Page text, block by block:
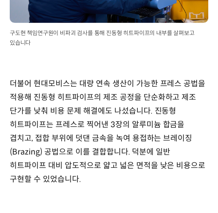
구도현 책임연구원이 비파괴 검사를 통해 진동형 히트파이프의 내부를 살펴보고
있습니다
더불어 현대모비스는 대량 연속 생산이 가능한 프레스 공법을
적용해 진동형 히트파이프의 제조 공정을 단순화하고 제조
단가를 낮춰 비용 문제 해결에도 나섰습니다. 진동형
히트파이프는 프레스로 찍어낸 3장의 알루미늄 합금을
겹치고, 접합 부위에 덧댄 금속을 녹여 용접하는 브레이징
(Brazing) 공법으로 이를 결합합니다. 덕분에 일반
히트파이프 대비 압도적으로 얇고 넓은 면적을 낮은 비용으로
구현할 수 있었습니다.